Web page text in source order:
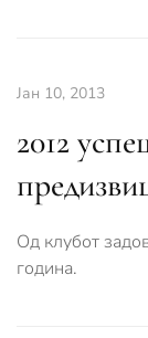
Јан 10, 2013
2012
Од клубот
година.